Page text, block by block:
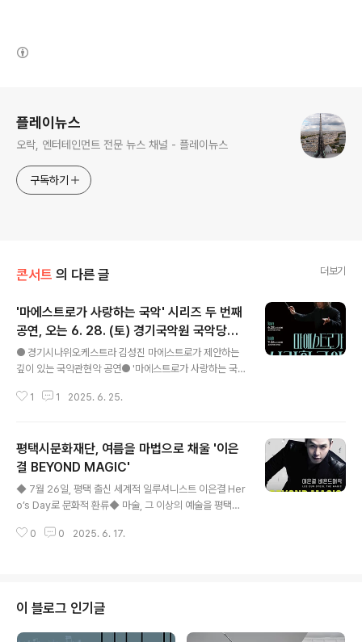
플레이뉴스
오락, 엔터테인먼트 전문 뉴스 채널 - 플레이뉴스
구독하기
콘서트 의 다른 글 더보기
'마에스트로가 사랑하는 국악' 시리즈 두 번째
공연, 오는 6. 28. (토) 경기국악원 국악당에
서 개최
● 경기시나위오케스트라 김성진 마에스트로가 제안하는
깊이 있는 국악관현악 공연● '마에스트로가 사랑하는 국
연으로 선보이는 국악기의 아름다운 매력 [플레이뉴스 문
악원 국악당에서 6월 28일(토) 오후 4시에 개최한다. 김성
진 마에스트로의 삶과 음악을 밀도 있게 담은 필름콘서트
로 지난 5월 24일(토) 선보인 '마에스트로가 사랑하는 국
악 Messenger'에 이어 두 번째 공연 ‘Nature’ 라는 부
제로 선보인다. 오는 6월 28일 경기국악원 국악당에서 공
연... 경기시나위오케스트라 박성아 악장, 황이레 단원의 협
1 1 2025. 6. 25.
평택시문화재단, 여름을 마법으로 채울 '이은
결 BEYOND MAGIC'
◆ 7월 26일, 평택 출신 세계적 일루셔니스트 이은결 Her
o’s Day로 문화적 환류◆ 마술, 그 이상의 예술을 평택에
시 2025. 7. 26.(토) 18:30장 소평택 서부문화예술회관
3 (https://www.pccf.or.kr) [플레이뉴스 문성식기자]
(재)평택시문화재단(대표이사 이상균)은 세계적인 일루셔
니스트 이은결의 '이은결 BEYOND MAGIC' 공연을 오는
0 0 2025. 6. 17.
이 블로그 인기글